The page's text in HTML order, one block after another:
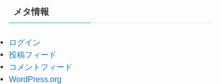
メタ情報
ログイン
投稿フィード
コメントフィード
WordPress.org